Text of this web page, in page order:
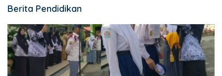
Berita Pendidikan